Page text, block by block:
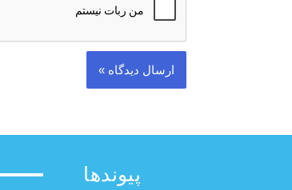
پیوندها